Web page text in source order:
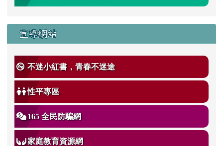
宣導網站
不迷小紅書，青春不迷途
性平專區
165 全民防騙網
家庭教育資源網